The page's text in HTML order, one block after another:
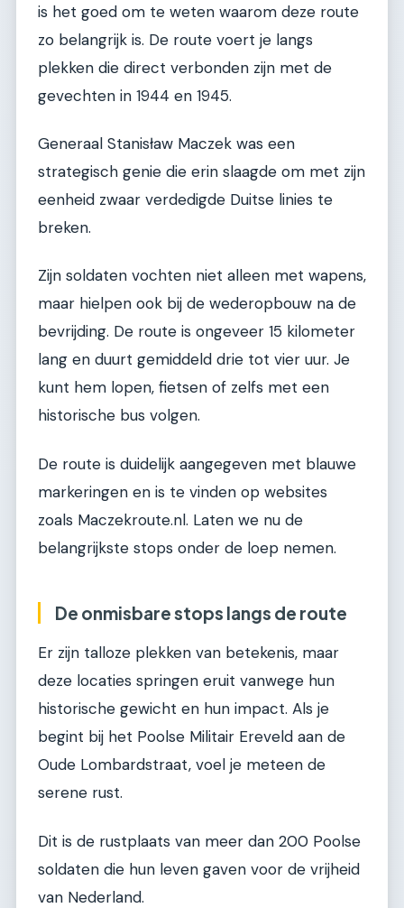
is het goed om te weten waarom deze route
zo belangrijk is. De route voert je langs
plekken die direct verbonden zijn met de
gevechten in 1944 en 1945.
Generaal Stanisław Maczek was een
strategisch genie die erin slaagde om met zijn
eenheid zwaar verdedigde Duitse linies te
breken.
Zijn soldaten vochten niet alleen met wapens,
maar hielpen ook bij de wederopbouw na de
bevrijding. De route is ongeveer 15 kilometer
lang en duurt gemiddeld drie tot vier uur. Je
kunt hem lopen, fietsen of zelfs met een
historische bus volgen.
De route is duidelijk aangegeven met blauwe
markeringen en is te vinden op websites
zoals Maczekroute.nl. Laten we nu de
belangrijkste stops onder de loep nemen.
De onmisbare stops langs de route
Er zijn talloze plekken van betekenis, maar
deze locaties springen eruit vanwege hun
historische gewicht en hun impact. Als je
begint bij het Poolse Militair Ereveld aan de
Oude Lombardstraat, voel je meteen de
serene rust.
Dit is de rustplaats van meer dan 200 Poolse
soldaten die hun leven gaven voor de vrijheid
van Nederland.